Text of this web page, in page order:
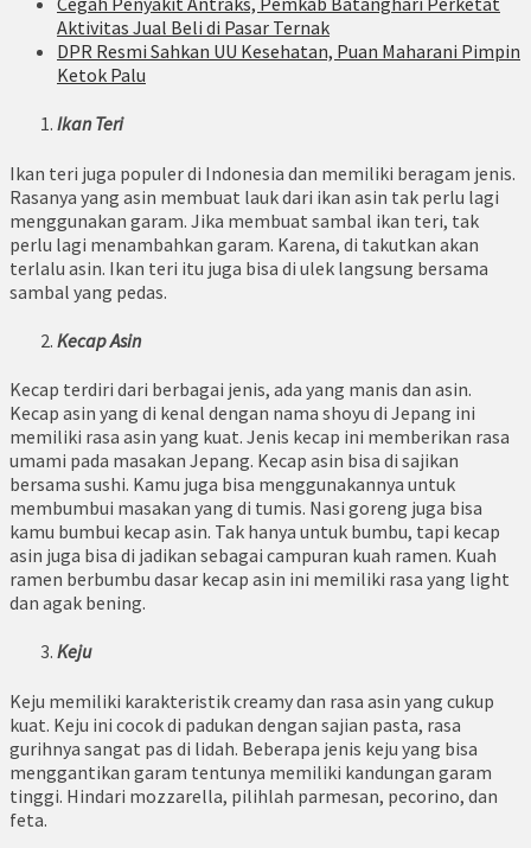
Aktivitas Jual Beli di Pasar Ternak
DPR Resmi Sahkan UU Kesehatan, Puan Maharani Pimpin
Ketok Palu
Ikan Teri
Ikan teri juga populer di Indonesia dan memiliki beragam jenis.
Rasanya yang asin membuat lauk dari ikan asin tak perlu lagi
menggunakan garam. Jika membuat sambal ikan teri, tak
perlu lagi menambahkan garam. Karena, di takutkan akan
terlalu asin. Ikan teri itu juga bisa di ulek langsung bersama
sambal yang pedas.
Kecap Asin
Kecap terdiri dari berbagai jenis, ada yang manis dan asin.
Kecap asin yang di kenal dengan nama shoyu di Jepang ini
memiliki rasa asin yang kuat. Jenis kecap ini memberikan rasa
umami pada masakan Jepang. Kecap asin bisa di sajikan
bersama sushi. Kamu juga bisa menggunakannya untuk
membumbui masakan yang di tumis. Nasi goreng juga bisa
kamu bumbui kecap asin. Tak hanya untuk bumbu, tapi kecap
asin juga bisa di jadikan sebagai campuran kuah ramen. Kuah
ramen berbumbu dasar kecap asin ini memiliki rasa yang light
dan agak bening.
Keju
Keju memiliki karakteristik creamy dan rasa asin yang cukup
kuat. Keju ini cocok di padukan dengan sajian pasta, rasa
gurihnya sangat pas di lidah. Beberapa jenis keju yang bisa
menggantikan garam tentunya memiliki kandungan garam
tinggi. Hindari mozzarella, pilihlah parmesan, pecorino, dan
feta.